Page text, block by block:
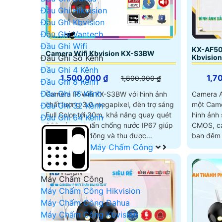
Đầu Ghi Hikvision
Đầu Ghi Kbvision
Đầu Ghi Vantech
Đầu Ghi Wifi
Đầu Ghi Số Kênh
Đầu Ghi 4 Kênh
Đầu Ghi 8 Kênh
Đầu Ghi 16 Kênh
Đầu Ghi 32 Kênh
Đầu Ghi 64 Kênh
Máy Chấm Công
Máy Chấm Công
Máy Chấm Công Hikvision
Máy Chấm Công Dahua
Máy Chấm Công Kbvision
Camera Wifi Kbvision KX-S3BW
1,500,000 ₫
1,800,000 ₫
Camera IP Wifi KX-S3BW với hình ảnh
chất lượng 3.0 megapixel, đèn trợ sáng
Full Color tới 30m, khả năng quay quét
360 cùng chuẩn chống nước IP67 giúp
camera hoạt động và thu được...
KX-
Kbvision
Camera
một
hình ảnh sắt nét. Với
CMOS,
ban